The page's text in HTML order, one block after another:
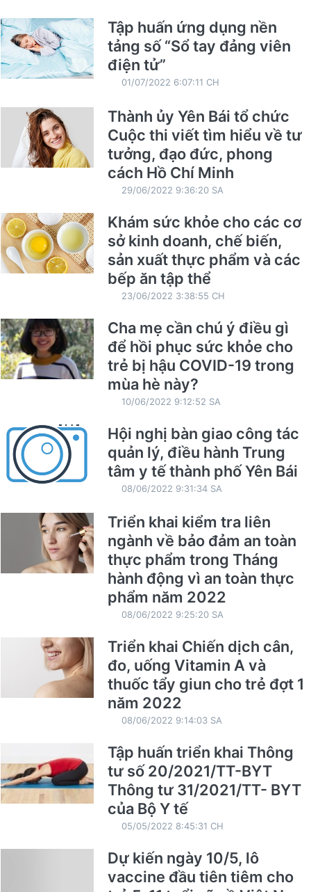
Tập huấn ứng dụng nền
tảng số “Sổ tay đảng viên
điện tử”
01/07/2022 6:07:11 CH
Thành ủy Yên Bái tổ chức
Cuộc thi viết tìm hiểu về tư
tưởng, đạo đức, phong
cách Hồ Chí Minh
29/06/2022 9:36:20 SA
Khám sức khỏe cho các cơ
sở kinh doanh, chế biến,
sản xuất thực phẩm và các
bếp ăn tập thể
23/06/2022 3:38:55 CH
Cha mẹ cần chú ý điều gì
để hồi phục sức khỏe cho
trẻ bị hậu COVID-19 trong
mùa hè này?
10/06/2022 9:12:52 SA
Hội nghị bàn giao công tác
quản lý, điều hành Trung
tâm y tế thành phố Yên Bái
08/06/2022 9:31:34 SA
Triển khai kiểm tra liên
ngành về bảo đảm an toàn
thực phẩm trong Tháng
hành động vì an toàn thực
phẩm năm 2022
08/06/2022 9:25:20 SA
Triển khai Chiến dịch cân,
đo, uống Vitamin A và
thuốc tẩy giun cho trẻ đợt 1
năm 2022
08/06/2022 9:14:03 SA
Tập huấn triển khai Thông
tư số 20/2021/TT-BYT
Thông tư 31/2021/TT- BYT
của Bộ Y tế
05/05/2022 8:45:31 CH
Dự kiến ngày 10/5, lô
vaccine đầu tiên tiêm cho